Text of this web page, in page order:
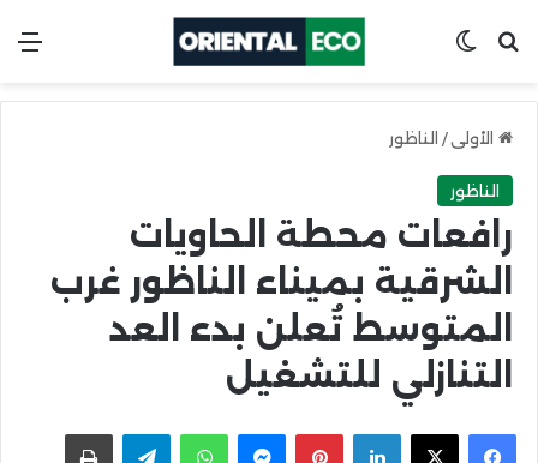
ابحث عنSwitch skin
الأولى / الناظور
الناظور
رافعات محطة الحاويات
الشرقية بميناء الناظور غرب
المتوسط تُعلن بدء العد
التنازلي للتشغيل
Facebook
X
LinkedIn
Pinterest
Messenger
WhatsApp
Telegramاطبعها